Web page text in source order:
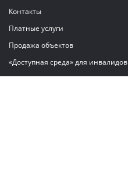
Контакты
Платные услуги
Продажа объектов
«Доступная среда» для инвалидов